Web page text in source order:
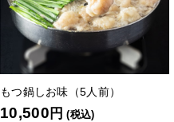
もつ鍋しお味（5人前）
10,500 円 (税込)